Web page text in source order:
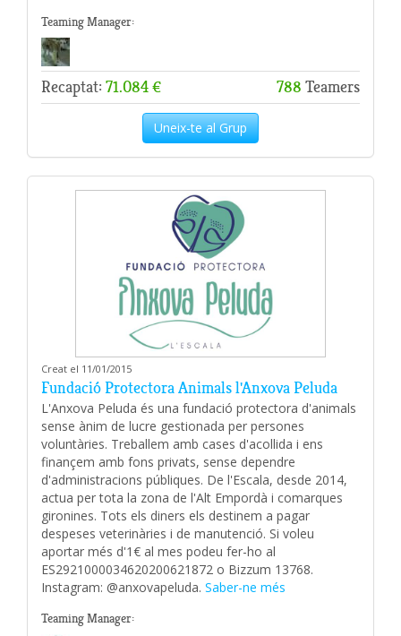
Teaming Manager:
Recaptat: 71.084 € 788 Teamers
Uneix-te al Grup
Creat el 11/01/2015
Fundació Protectora Animals l'Anxova Peluda
L'Anxova Peluda és una fundació protectora d'animals
sense ànim de lucre gestionada per persones
voluntàries. Treballem amb cases d'acollida i ens
finançem amb fons privats, sense dependre
d'administracions públiques. De l'Escala, desde 2014,
actua per tota la zona de l'Alt Empordà i comarques
gironines. Tots els diners els destinem a pagar
despeses veterinàries i de manutenció. Si voleu
aportar més d'1€ al mes podeu fer-ho al
ES2921000034620200621872 o Bizzum 13768.
Instagram: @anxovapeluda. Saber-ne més
Teaming Manager: